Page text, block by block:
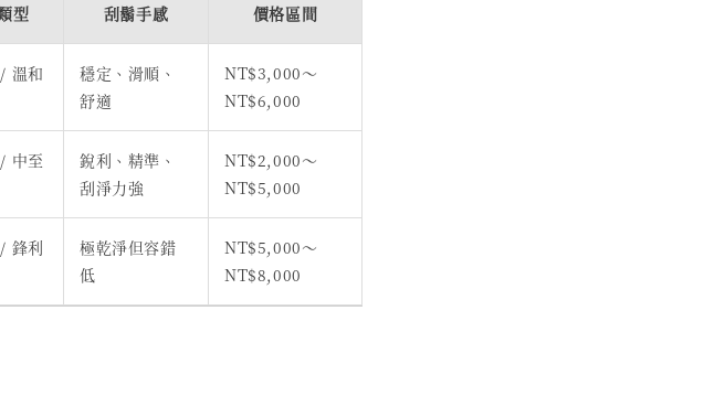
型 刮鬍手感 價格區間
溫和
穩定、滑順、
舒適
NT$3,000～
NT$6,000
中至
銳利、精準、
刮淨力強
NT$2,000～
NT$5,000
鋒利
極乾淨但容錯
低
NT$5,000～
NT$8,000